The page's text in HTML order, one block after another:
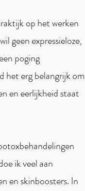
op het werken
geen expressieloze,
poging
het erg belangrijk om
en eerlijkheid staat
ik veel aan
en skinboosters. In